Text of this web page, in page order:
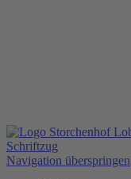
Navigation überspringen